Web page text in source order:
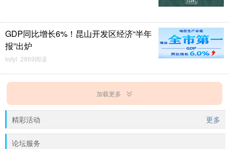
GDP同比增长6%！昆山开发区经济“半年
报”出炉
kstyl 2869阅读
加载更多
精彩活动 更多
论坛服务